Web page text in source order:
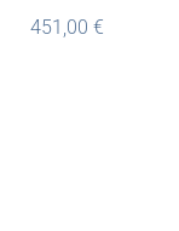
451,00 €